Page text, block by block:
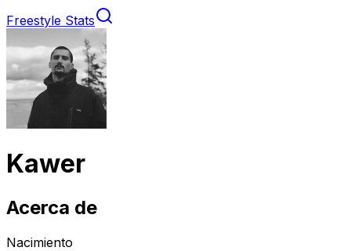
Freestyle Stats
Kawer
Acerca de
Nacimiento